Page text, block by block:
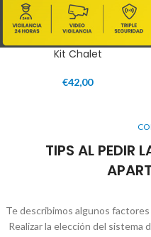
Kit Chalet
€42,00
TIPS AL PEDIR
Te describimos algunos
Realizar la elección del sistema